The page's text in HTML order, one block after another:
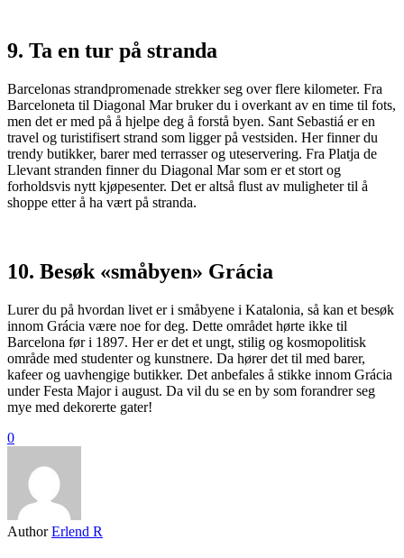
9. Ta en tur på stranda
Barcelonas strandpromenade strekker seg over flere kilometer. Fra
Barceloneta til Diagonal Mar bruker du i overkant av en time til fots,
men det er med på å hjelpe deg å forstå byen. Sant Sebastiá er en
travel og turistifisert strand som ligger på vestsiden. Her finner du
trendy butikker, barer med terrasser og uteservering. Fra Platja de
Llevant stranden finner du Diagonal Mar som er et stort og
forholdsvis nytt kjøpesenter. Det er altså flust av muligheter til å
shoppe etter å ha vært på stranda.
10. Besøk «småbyen» Grácia
Lurer du på hvordan livet er i småbyene i Katalonia, så kan et besøk
innom Grácia være noe for deg. Dette området hørte ikke til
Barcelona før i 1897. Her er det et ungt, stilig og kosmopolitisk
område med studenter og kunstnere. Da hører det til med barer,
kafeer og uavhengige butikker. Det anbefales å stikke innom Grácia
under Festa Major i august. Da vil du se en by som forandrer seg
mye med dekorerte gater!
0
Author Erlend R